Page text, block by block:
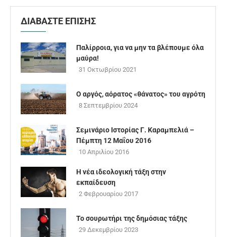
ΔΙΑΒΑΣΤΕ ΕΠΙΣΗΣ
Παλίρροια, για να μην τα βλέπουμε όλα
μαύρα!
31 Οκτωβρίου 2021
Ο αργός, αόρατος «θάνατος» του αγρότη
8 Σεπτεμβρίου 2024
Σεμινάριο Ιστορίας Γ. Καραμπελιά –
Πέμπτη 12 Μαΐου 2016
10 Απριλίου 2016
Η νέα ιδεολογική τάξη στην
εκπαίδευση
2 Φεβρουαρίου 2017
Το σουρωτήρι της δημόσιας τάξης
29 Δεκεμβρίου 2023